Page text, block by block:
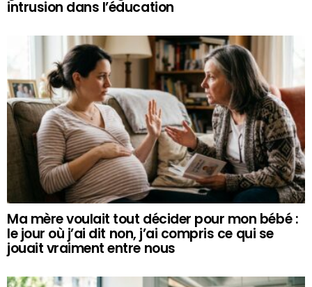
intrusion dans l’éducation
Ma mère voulait tout décider pour mon bébé :
le jour où j’ai dit non, j’ai compris ce qui se
jouait vraiment entre nous